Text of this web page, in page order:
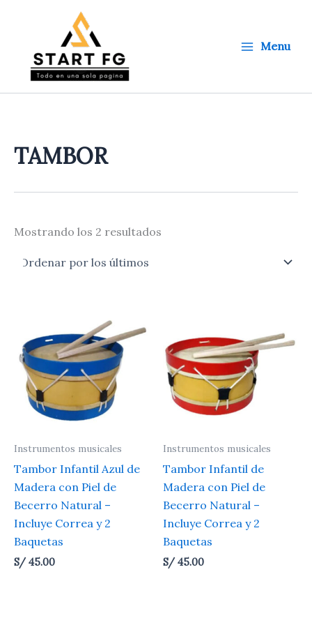
Menu
TAMBOR
Mostrando los 2 resultados
Instrumentos musicales
Tambor Infantil Azul de
Madera con Piel de
Becerro Natural –
Incluye Correa y 2
Baquetas
S/45.00
Instrumentos musicales
Tambor Infantil de
Madera con Piel de
Becerro Natural –
Incluye Correa y 2
Baquetas
S/45.00